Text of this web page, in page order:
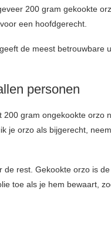
200 gram gekookte
een hoofdgerecht.
de meest betrouwbare
personen
gram ongekookte orzo
je orzo als bijgerecht,
rest. Gekookte orzo is
toe als je hem bewaart,